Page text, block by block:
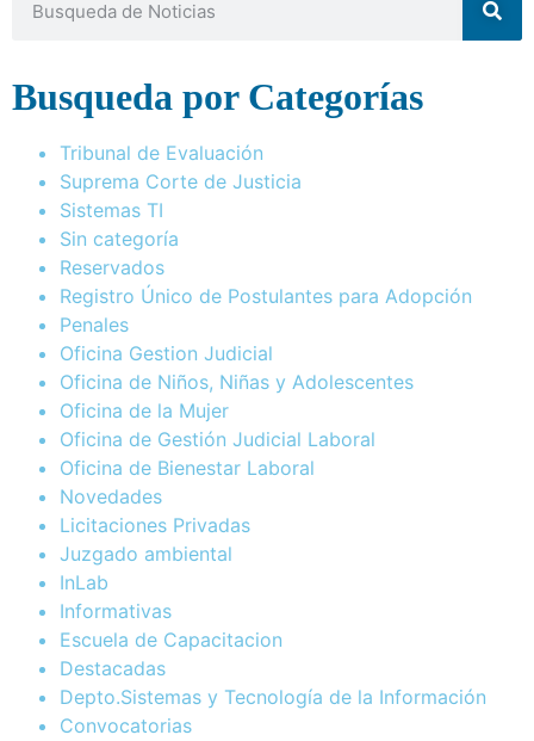
Busqueda por Categorías
Tribunal de Evaluación
Suprema Corte de Justicia
Sistemas TI
Sin categoría
Reservados
Registro Único de Postulantes para Adopción
Penales
Oficina Gestion Judicial
Oficina de Niños, Niñas y Adolescentes
Oficina de la Mujer
Oficina de Gestión Judicial Laboral
Oficina de Bienestar Laboral
Novedades
Licitaciones Privadas
Juzgado ambiental
InLab
Informativas
Escuela de Capacitacion
Destacadas
Depto.Sistemas y Tecnología de la Información
Convocatorias